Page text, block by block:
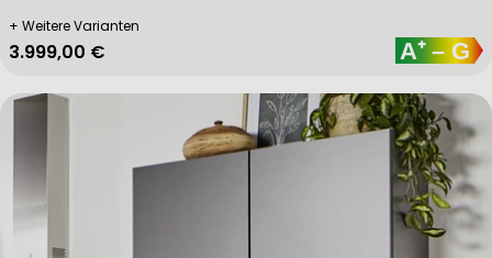
+ Weitere Varianten
Regulärer Preis
3.999,00 €